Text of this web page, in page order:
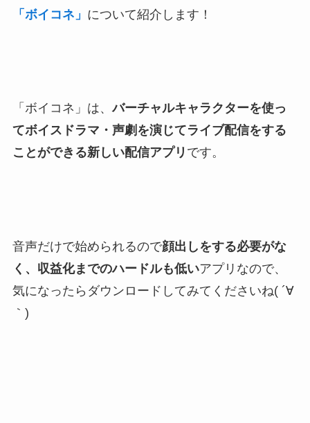
「ボイコネ」 について紹介します！
「ボイコネ」は、バーチャルキャラクターを使っ
てボイスドラマ・声劇を演じてライブ配信をする
ことができる新しい配信アプリ です。
音声だけで始められるので顔出しをする必要がな
く、収益化までのハードルも低いアプリなので、
気になったらダウンロードしてみてくださいね( ´∀
｀)